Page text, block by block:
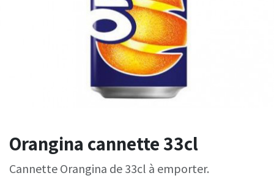
Orangina cannette 33cl
Cannette Orangina de 33cl à emporter.